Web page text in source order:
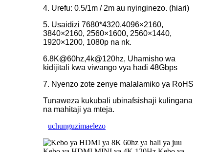
4. Urefu: 0.5/1m / 2m au nyinginezo. (hiari)
5. Usaidizi 7680*4320,4096×2160,
3840×2160, 2560×1600, 2560×1440,
1920×1200, 1080p na nk.
6.8K@60hz,4k@120hz, Uhamisho wa
kidijitali kwa viwango vya hadi 48Gbps
7. Nyenzo zote zenye malalamiko ya RoHS
Tunaweza kukubali ubinafsishaji kulingana
na mahitaji ya mteja.
uchunguzimaelezo